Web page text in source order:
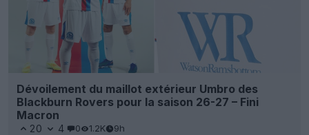
Dévoilement du maillot extérieur Umbro des
Blackburn Rovers pour la saison 26-27 – Fini
Macron
20 4 0 1.2K 9h